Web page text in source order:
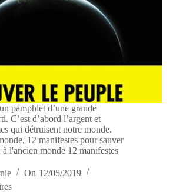
pamphlet d’une grande
C’est d’abord l’argent et
qui détruisent notre monde.
12 manifestes pour sauver
l'ancien monde 12 manifestes
On 12/05/2019